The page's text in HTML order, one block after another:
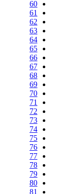
60
61
62
63
64
65
66
67
68
69
70
71
72
73
74
75
76
77
78
79
80
81